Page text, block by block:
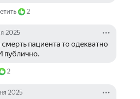
2
2025
пациента то одекватно
публично.
2
2025